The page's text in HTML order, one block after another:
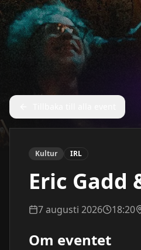
Kultur IRL
Eric Gadd
7 augusti 2026 18:20
Om eventet